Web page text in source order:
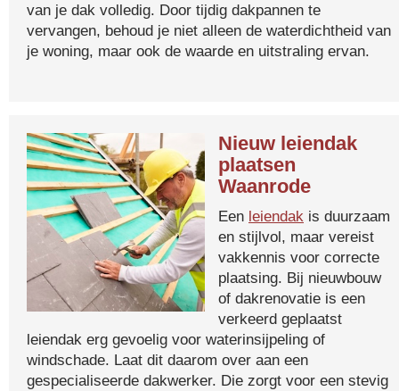
van je dak volledig. Door tijdig dakpannen te
vervangen, behoud je niet alleen de waterdichtheid van
je woning, maar ook de waarde en uitstraling ervan.
Nieuw leiendak
plaatsen
Waanrode
Een leiendak is duurzaam
en stijlvol, maar vereist
vakkennis voor correcte
plaatsing. Bij nieuwbouw
of dakrenovatie is een
verkeerd geplaatst
leiendak erg gevoelig voor waterinsijpeling of
windschade. Laat dit daarom over aan een
gespecialiseerde dakwerker. Die zorgt voor een stevig